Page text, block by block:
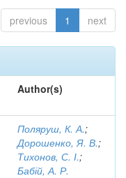
previous 1 next
Author(s)
Поляруш, К. А.;
Дорошенко, Я. В.;
Тихонов, С. І.;
Бабій, А. Р.